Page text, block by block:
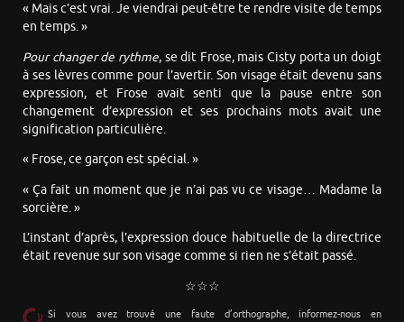
« Mais c’est vrai. Je viendrai peut-être te rendre visite de temps
en temps. »
Pour changer de rythme, se dit Frose, mais Cisty porta un doigt
à ses lèvres comme pour l’avertir. Son visage était devenu sans
expression, et Frose avait senti que la pause entre son
changement d’expression et ses prochains mots avait une
signification particulière.
« Frose, ce garçon est spécial. »
« Ça fait un moment que je n’ai pas vu ce visage… Madame la
sorcière. »
L’instant d’après, l’expression douce habituelle de la directrice
était revenue sur son visage comme si rien ne s’était passé.
☆☆☆
Si vous avez trouvé une faute d’orthographe, informez-nous en